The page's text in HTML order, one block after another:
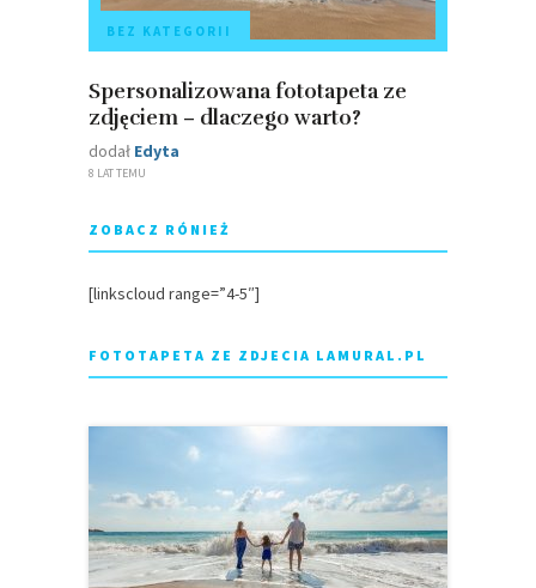
BEZ KATEGORII
Spersonalizowana fototapeta ze
zdjęciem – dlaczego warto?
dodał Edyta
8 LAT TEMU
ZOBACZ RÓNIEŻ
[linkscloud range=”4-5″]
FOTOTAPETA ZE ZDJECIA LAMURAL.PL